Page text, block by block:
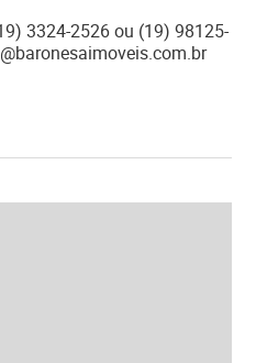
3324-2526 ou (19) 98125-